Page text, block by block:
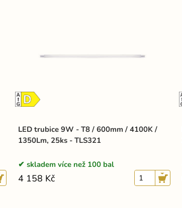
LED trubice 9W - T8 / 600mm / 4100K /
1350Lm, 25ks - TLS321
skladem více než 100 bal
4 158 Kč